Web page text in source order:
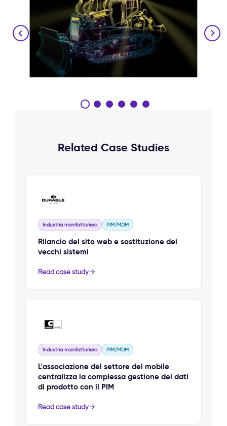
Related Case Studies
Industria manifatturiera PIM/MDM
Rilancio del sito web e sostituzione dei
vecchi sistemi
Read case study
Industria manifatturiera PIM/MDM
L'associazione del settore del mobile
centralizza la complessa gestione dei dati
di prodotto con il PIM
Read case study